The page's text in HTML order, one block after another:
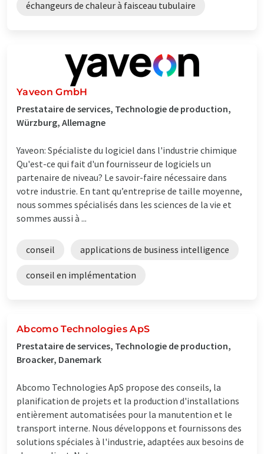
échangeurs de chaleur à faisceau tubulaire
Yaveon GmbH
Prestataire de services, Technologie de production,
Würzburg, Allemagne
Yaveon: Spécialiste du logiciel dans l'industrie chimique
Qu'est-ce qui fait d'un fournisseur de logiciels un
partenaire de niveau? Le savoir-faire nécessaire dans
votre industrie. En tant qu’entreprise de taille moyenne,
nous sommes spécialisés dans les sciences de la vie et
sommes aussi à ...
conseil applications de business intelligence
conseil en implémentation
Abcomo Technologies ApS
Prestataire de services, Technologie de production,
Broacker, Danemark
Abcomo Technologies ApS propose des conseils, la
planification de projets et la production d'installations
entièrement automatisées pour la manutention et le
transport interne. Nous développons et fournissons des
solutions spéciales à l'industrie, adaptées aux besoins de